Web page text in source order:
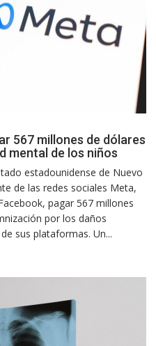
567 millones de dólares
mental de los niños
estadounidense de Nuevo
de las redes sociales Meta,
pagar 567 millones
por los daños
sus plataformas. Un...